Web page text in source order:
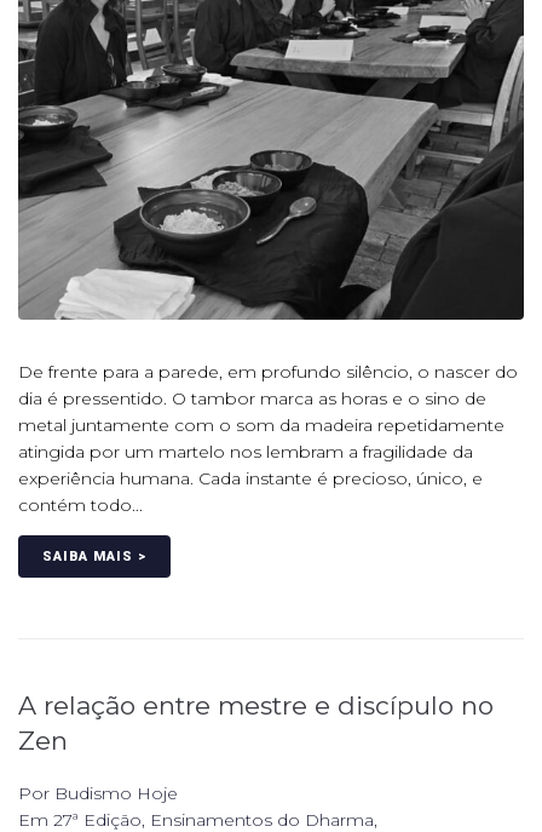
De frente para a parede, em profundo silêncio, o nascer do
dia é pressentido. O tambor marca as horas e o sino de
metal juntamente com o som da madeira repetidamente
atingida por um martelo nos lembram a fragilidade da
experiência humana. Cada instante é precioso, único, e
contém todo...
SAIBA MAIS >
A relação entre mestre e discípulo no
Zen
Por Budismo Hoje
Em 27ª Edição, Ensinamentos do Dharma,